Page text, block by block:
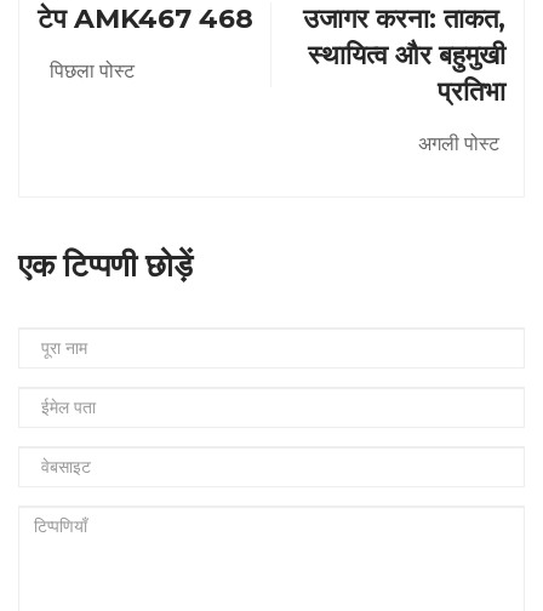
टेप AMK467 468
पिछला पोस्ट
उजागर करना: ताकत,
स्थायित्व और बहुमुखी
प्रतिभा
अगली पोस्ट
एक टिप्पणी छोड़ें